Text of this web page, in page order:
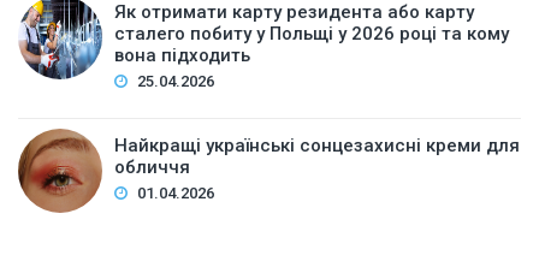
Як отримати карту резидента або карту
сталего побиту у Польщі у 2026 році та кому
вона підходить
25.04.2026
Найкращі українські сонцезахисні креми для
обличчя
01.04.2026